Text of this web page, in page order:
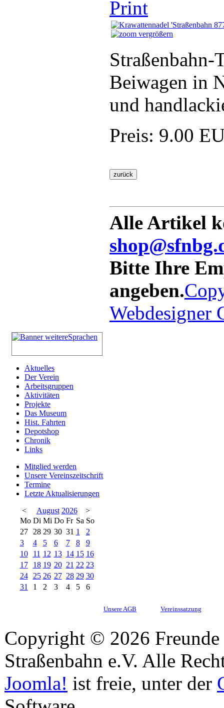
vergrößern
Beiwagen in
und
Preis: 9.00
Alle Artikel
Bitte Ihre
angeben.
Webdesigner
Aktuelles
Der Verein
Arbeitsgruppen
Aktivitäten
Projekte
Das Museum
Hist. Fahrten
Depotshop
Chronik
Links
Mitglied werden
Unsere Vereinszeitschrift
Termine
Letzte Aktualisierungen
<
August 2026
>
Mo Di Mi Do Fr Sa So
27
28 29 30 31 1
2
3
4 5 6 7 8
9
10
11 12 13 14 15 16
17
18 19 20 21 22 23
24
25 26 27 28 29 30
31
1 2 3 4 5 6
Unsere AGB Vereinssatzung
Copyright © 2026
Straßenbahn e.V. Alle
Joomla! ist freie, unter der